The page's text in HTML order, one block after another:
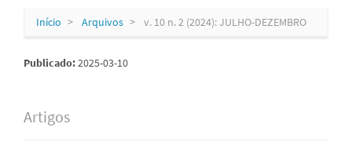
Início Arquivos v. 10 n. 2 (2024): JULHO-DEZEMBRO
Publicado:2025-03-10
Artigos